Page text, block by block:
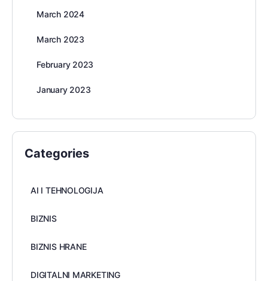
March 2024
March 2023
February 2023
January 2023
Categories
AI I TEHNOLOGIJA
BIZNIS
BIZNIS HRANE
DIGITALNI MARKETING